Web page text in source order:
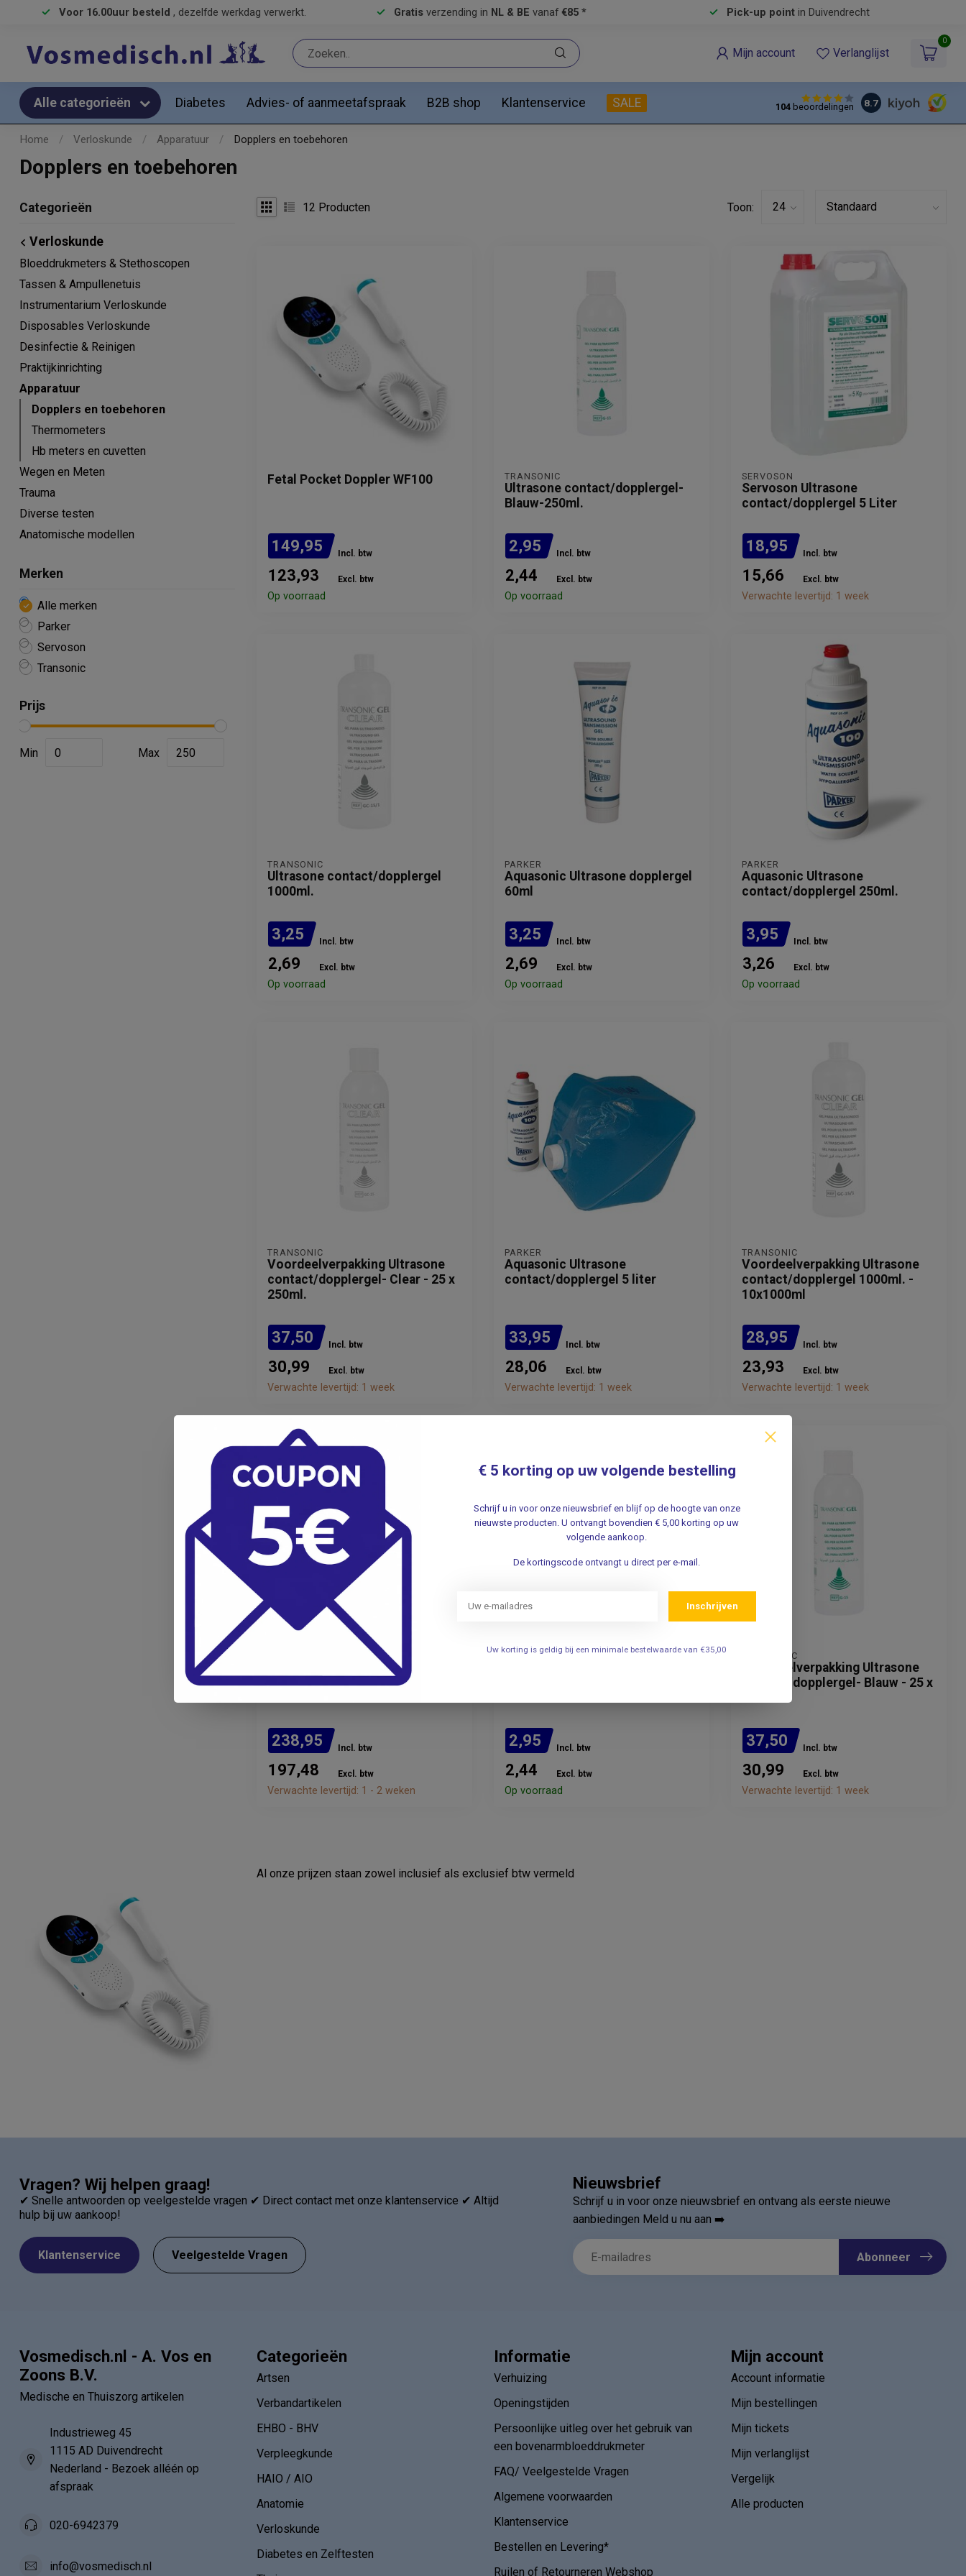
Voor 16.00uur besteld , dezelfde werkdag verwerkt. Gratis verzending in NL & BE vanaf €85 * Pick-up pointin Duivendrecht
Mijn account Verlanglijst
0
Alle categorieën Diabetes Advies- of aanmeetafspraak B2B shop Klantenservice SALE 104beoordelingen 8.7
Home / Verloskunde / Apparatuur / Dopplers en toebehoren
Dopplers en toebehoren
Categorieën
Verloskunde
Bloeddrukmeters & Stethoscopen
Tassen & Ampullenetuis
Instrumentarium Verloskunde
Disposables Verloskunde
Desinfectie & Reinigen
Praktijkinrichting
Apparatuur
Dopplers en toebehoren
Thermometers
Hb meters en cuvetten
Wegen en Meten
Trauma
Diverse testen
Anatomische modellen
Merken
Alle merken
Parker
Servoson
Transonic
Prijs
Min Max
12 Producten Toon:
Fetal Pocket Doppler WF100
149,95 Incl. btw
123,93 Excl. btw
Op voorraad
TRANSONIC
Ultrasone contact/dopplergel-
Blauw-250ml.
2,95 Incl. btw
2,44 Excl. btw
Op voorraad
SERVOSON
Servoson Ultrasone
contact/dopplergel 5 Liter
18,95 Incl. btw
15,66 Excl. btw
Verwachte levertijd: 1 week
TRANSONIC
Ultrasone contact/dopplergel
1000ml.
3,25 Incl. btw
2,69 Excl. btw
Op voorraad
PARKER
Aquasonic Ultrasone dopplergel
60ml
3,25 Incl. btw
2,69 Excl. btw
Op voorraad
PARKER
Aquasonic Ultrasone
contact/dopplergel 250ml.
3,95 Incl. btw
3,26 Excl. btw
Op voorraad
TRANSONIC
Voordeelverpakking Ultrasone
contact/dopplergel- Clear - 25 x
250ml.
37,50 Incl. btw
30,99 Excl. btw
Verwachte levertijd: 1 week
PARKER
Aquasonic Ultrasone
contact/dopplergel 5 liter
33,95 Incl. btw
28,06 Excl. btw
Verwachte levertijd: 1 week
TRANSONIC
Voordeelverpakking Ultrasone
contact/dopplergel 1000ml. -
10x1000ml
28,95 Incl. btw
23,93 Excl. btw
Verwachte levertijd: 1 week
Thermasonic gelwarmer voor 1
doseerfles
238,95 Incl. btw
197,48 Excl. btw
Verwachte levertijd: 1 - 2 weken
TRANSONIC
2,95 Incl. btw
2,44 Excl. btw
Op voorraad
TRANSONIC
Voordeelverpakking Ultrasone
contact/dopplergel- Blauw - 25 x
37,50 Incl. btw
30,99 Excl. btw
Verwachte levertijd: 1 week
Al onze prijzen staan zowel inclusief als exclusief btw vermeld
Vragen? Wij helpen graag!
✔ Snelle antwoorden op veelgestelde vragen ✔ Direct contact met onze klantenservice ✔ Altijd
hulp bij uw aankoop!
Klantenservice Veelgestelde Vragen
Nieuwsbrief
Schrijf u in voor onze nieuwsbrief en ontvang als eerste nieuwe
aanbiedingen Meld u nu aan ➡️
Abonneer
Vosmedisch.nl - A. Vos en
Zoons B.V.
Medische en Thuiszorg artikelen
Industrieweg 45
1115 AD Duivendrecht
Nederland - Bezoek alléén op
afspraak
020-6942379
info@vosmedisch.nl
Categorieën
Artsen
Verbandartikelen
EHBO - BHV
Verpleegkunde
HAIO / AIO
Anatomie
Verloskunde
Diabetes en Zelftesten
Informatie
Verhuizing
Openingstijden
Persoonlijke uitleg over het gebruik van
een bovenarmbloeddrukmeter
FAQ/ Veelgestelde Vragen
Algemene voorwaarden
Klantenservice
Bestellen en Levering*
Ruilen of Retourneren Webshop
Mijn account
Account informatie
Mijn bestellingen
Mijn tickets
Mijn verlanglijst
Vergelijk
Alle producten
€ 5 korting op uw volgende bestelling
Schrijf u in voor onze nieuwsbrief en blijf op de hoogte van onze
nieuwste producten. U ontvangt bovendien € 5,00 korting op uw
volgende aankoop.
De kortingscode ontvangt u direct per e-mail.
Inschrijven
Uw korting is geldig bij een minimale bestelwaarde van €35,00